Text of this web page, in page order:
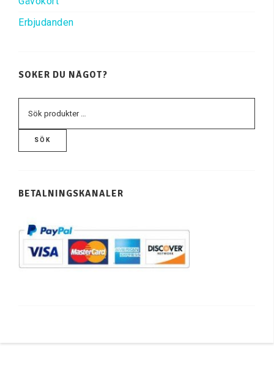
Erbjudanden
SÖKER DU NÅGOT?
SÖK
BETALNINGSKANALER